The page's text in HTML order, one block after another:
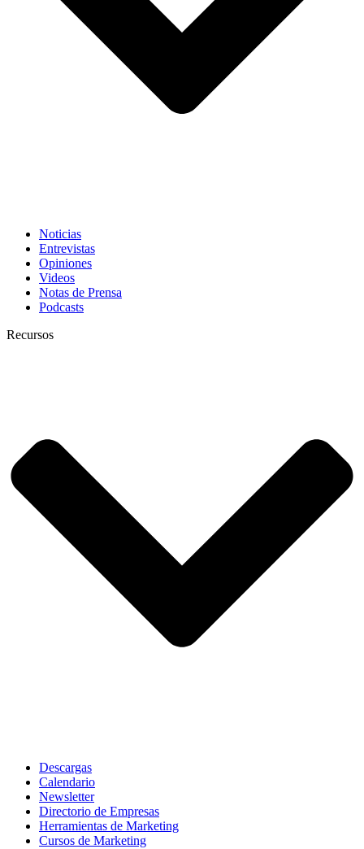
Noticias
Entrevistas
Opiniones
Videos
Notas de Prensa
Podcasts
Recursos
Descargas
Calendario
Newsletter
Directorio de Empresas
Herramientas de Marketing
Cursos de Marketing